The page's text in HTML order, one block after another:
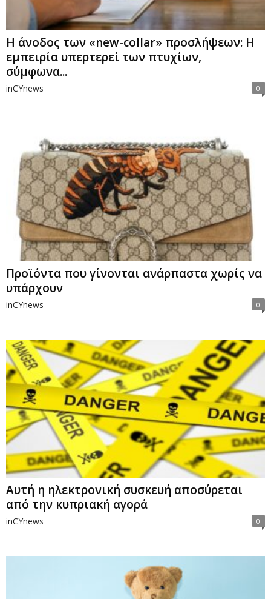
Η άνοδος των «new-collar» προσλήψεων: Η
εμπειρία υπερτερεί των πτυχίων,
σύμφωνα...
inCYnews 0
Προϊόντα που γίνονται ανάρπαστα χωρίς να
υπάρχουν
inCYnews 0
Αυτή η ηλεκτρονική συσκευή αποσύρεται
από την κυπριακή αγορά
inCYnews 0